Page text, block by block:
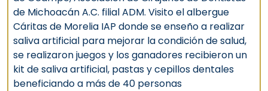
de Michoacán A.C. filial ADM. Visito el albergue
Cáritas de Morelia IAP donde se enseño a realizar
saliva artificial para mejorar la condición de salud,
se realizaron juegos y los ganadores recibieron un
kit de saliva artificial, pastas y cepillos dentales
beneficiando a más de 40 personas